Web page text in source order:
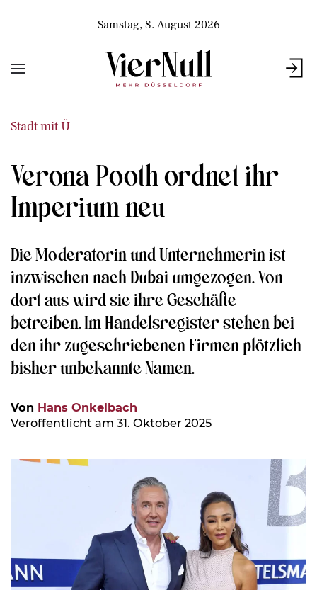
Samstag, 8. August 2026
Stadt mit Ü
Verona Pooth ordnet ihr
Imperium neu
Die Moderatorin und Unternehmerin ist
inzwischen nach Dubai umgezogen. Von
dort aus wird sie ihre Geschäfte
betreiben. Im Handelsregister stehen bei
den ihr zugeschriebenen Firmen plötzlich
bisher unbekannte Namen.
Von Hans Onkelbach
Veröffentlicht am 31. Oktober 2025